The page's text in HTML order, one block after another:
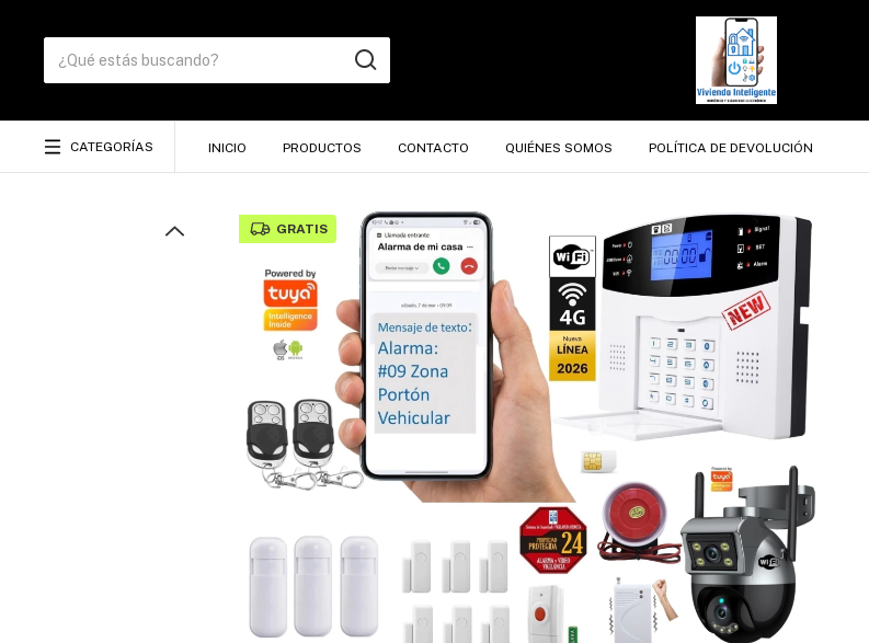
CATEGORÍAS INICIO PRODUCTOS CONTACTO QUIÉNES SOMOS POLÍTICA DE DEVOLUCIÓN
GRATIS